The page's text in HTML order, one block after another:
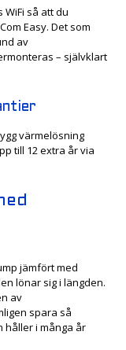
så att du
Easy. Det som
av
– självklart
värmelösning
till 12 extra år via
jämfört med
lönar sig i längden.
av
spara så
håller i många år